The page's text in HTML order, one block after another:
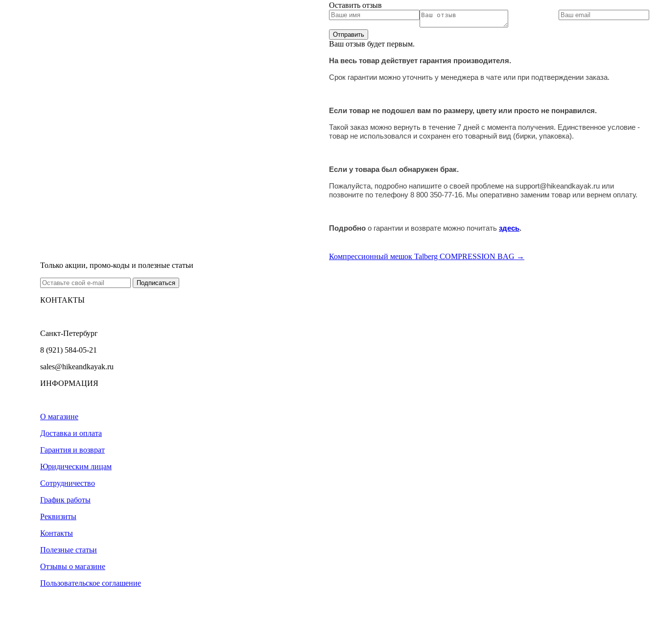
Оставить отзыв
Ваш отзыв будет первым.
На весь товар действует гарантия производителя.
Срок гарантии можно уточнить у менеджера в чате или при подтверждении заказа.
Если товар не подошел вам по размеру, цвету или просто не понравился.
Такой заказ можно вернуть в течение 7 дней с момента получения. Единственное условие -
товар не использовался и сохранен его товарный вид (бирки, упаковка).
Если у товара был обнаружен брак.
Пожалуйста, подробно напишите о своей проблеме на support@hikeandkayak.ru или
позвоните по телефону 8 800 350-77-16. Мы оперативно заменим товар или вернем оплату.
Подробно о гарантии и возврате можно почитать здесь.
Компрессионный мешок Talberg COMPRESSION BAG →
Только акции, промо-коды и полезные статьи
КОНТАКТЫ
Санкт-Петербург
8 (921) 584-05-21
sales@hikeandkayak.ru
ИНФОРМАЦИЯ
О магазине
Доставка и оплата
Гарантия и возврат
Юридическим лицам
Сотрудничество
График работы
Реквизиты
Контакты
Полезные статьи
Отзывы о магазине
Пользовательское соглашение